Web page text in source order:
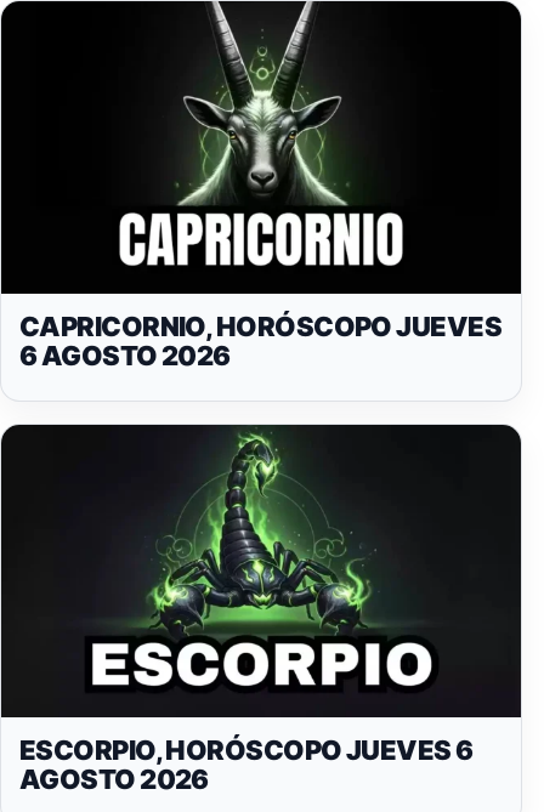
CAPRICORNIO, HORÓSCOPO JUEVES
6 AGOSTO 2026
ESCORPIO, HORÓSCOPO JUEVES 6
AGOSTO 2026